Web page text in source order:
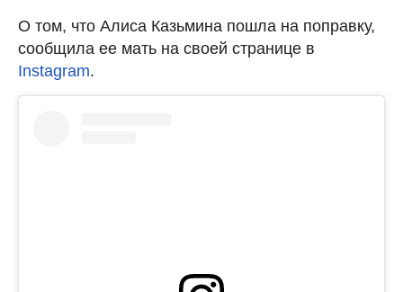
О том, что Алиса Казьмина пошла на поправку,
сообщила ее мать на своей странице в
Instagram.